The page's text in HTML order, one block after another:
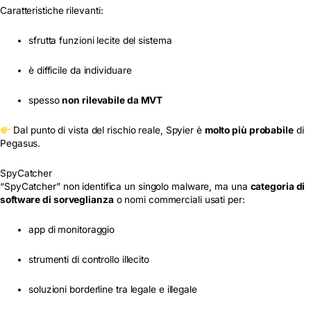
Caratteristiche rilevanti:
sfrutta funzioni lecite del sistema
è difficile da individuare
spessonon rilevabile da MVT
Dal punto di vista del rischio reale, Spyier è molto più probabiledi
Pegasus.
SpyCatcher
“SpyCatcher” non identifica un singolo malware, ma una categoria di
software di sorveglianza o nomi commerciali usati per:
app di monitoraggio
strumenti di controllo illecito
soluzioni borderline tra legale e illegale